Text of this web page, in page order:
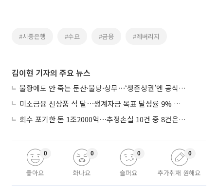
#시중은행 #수요 #금융 #레버리지
김이현 기자의 주요 뉴스
불황에도 안 죽는 둔산·불당·상무⋯‘생존상권’엔 공식 있었다
미소금융 신상품 석 달⋯생계자금 목표 달성률 9% 그쳐
회수 포기한 돈 1조2000억⋯추정손실 10건 중 8건은 기업대출
좋아요
0
화나요
0
슬퍼요
0
추가취재 원해요
0